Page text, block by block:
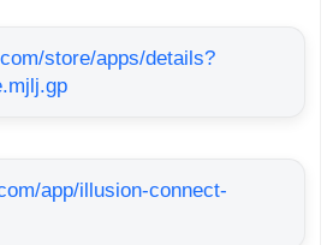
store/apps/details?
app/illusion-connect-